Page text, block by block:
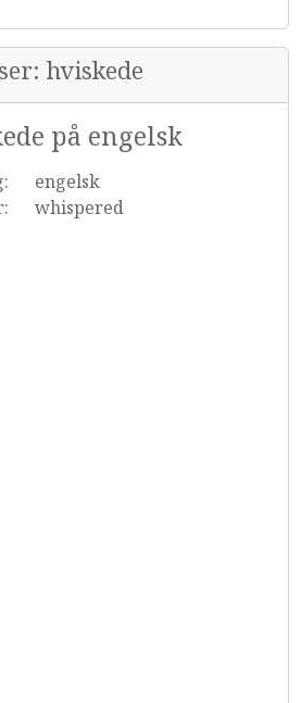
hviskede
på engelsk
engelsk
whispered